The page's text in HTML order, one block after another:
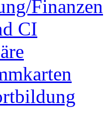
Finanzen
CI